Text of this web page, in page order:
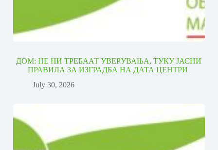
ДОМ: НЕ НИ ТРЕБААТ УВЕРУВАЊА, ТУКУ ЈАСНИ
ПРАВИЛА ЗА ИЗГРАДБА НА ДАТА ЦЕНТРИ
July 30, 2026